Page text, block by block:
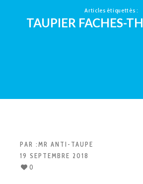
Articles étiquettés :
TAUPIER FACHES-
PAR :MR ANTI-TAUPE
19 SEPTEMBRE 2018
0